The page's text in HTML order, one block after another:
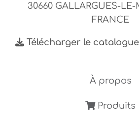
30660 GALLARGUES-
FRANCE
Télécharger le
À propos
Produits